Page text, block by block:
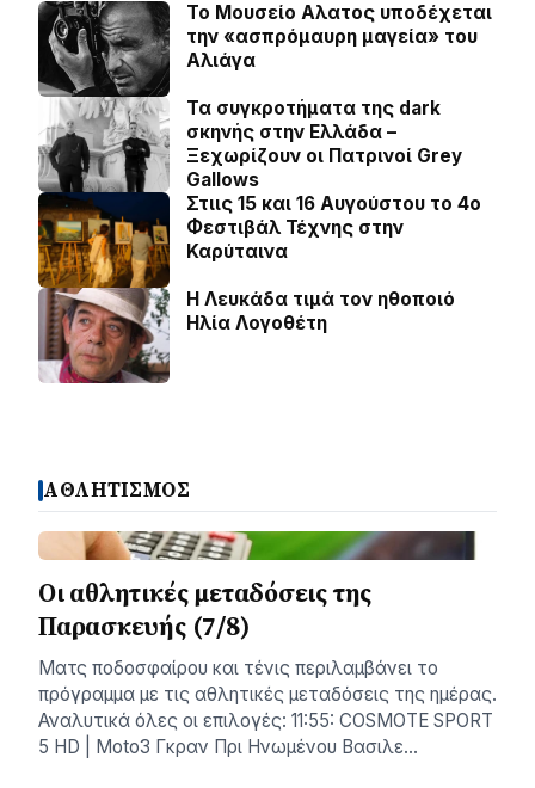
Το Μουσείο Αλατος υποδέχεται
την «ασπρόμαυρη μαγεία» του
Αλιάγα
Τα συγκροτήματα της dark
σκηνής στην Ελλάδα –
Ξεχωρίζουν οι Πατρινοί Grey
Gallows
Στιις 15 και 16 Αυγούστου το 4ο
Φεστιβάλ Τέχνης στην
Καρύταινα
Η Λευκάδα τιμά τον ηθοποιό
Ηλία Λογοθέτη
ΑΘΛΗΤΙΣΜΟΣ
Οι αθλητικές μεταδόσεις της
Παρασκευής (7/8)
Ματς ποδοσφαίρου και τένις περιλαμβάνει το
πρόγραμμα με τις αθλητικές μεταδόσεις της ημέρας.
Αναλυτικά όλες οι επιλογές: 11:55: COSMOTE SPORT
5 HD | Moto3 Γκραν Πρι Ηνωμένου Βασιλε…